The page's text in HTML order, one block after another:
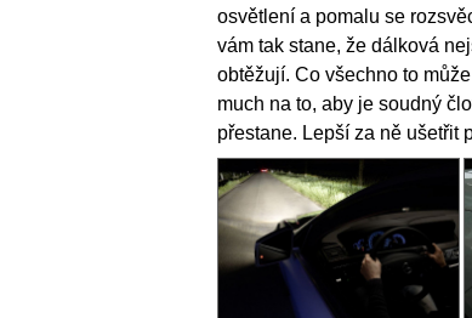
osvětlení a pomalu se
vám tak stane, že dálková
obtěžují. Co všechno to
much na to, aby je soudný
přestane. Lepší za ně ušetřit